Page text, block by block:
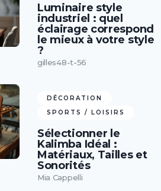
Luminaire style
industriel : quel
éclairage correspond
le mieux à votre style
?
gilles48-t-56
DÉCORATION
SPORTS / LOISIRS
Sélectionner le
Kalimba Idéal :
Matériaux, Tailles et
Sonorités
Mia Cappelli